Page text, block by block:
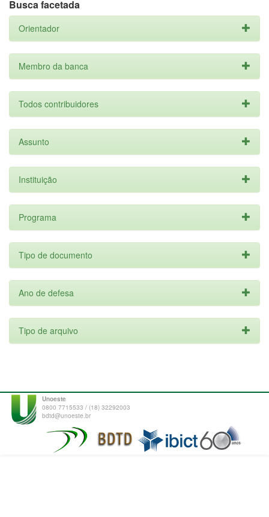
Busca facetada
Orientador
Membro da banca
Todos contribuidores
Assunto
Instituição
Programa
Tipo de documento
Ano de defesa
Tipo de arquivo
Unoeste
0800 7715533 / (18) 32292003
bdtd@unoeste.br